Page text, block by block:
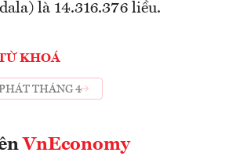
là 14.316.376 liều.
KHOÁ
THÁNG 4
VnEconomy